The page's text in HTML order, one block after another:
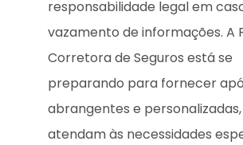
responsabilidade legal em
vazamento de informações. A
Corretora de Seguros está se
preparando para fornecer
abrangentes e
atendam às necessidades